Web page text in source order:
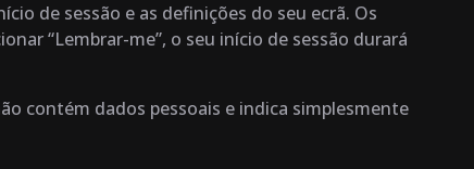
de sessão e as definições do seu ecrã. Os
“Lembrar-me”, o seu início de sessão durará
contém dados pessoais e indica simplesmente